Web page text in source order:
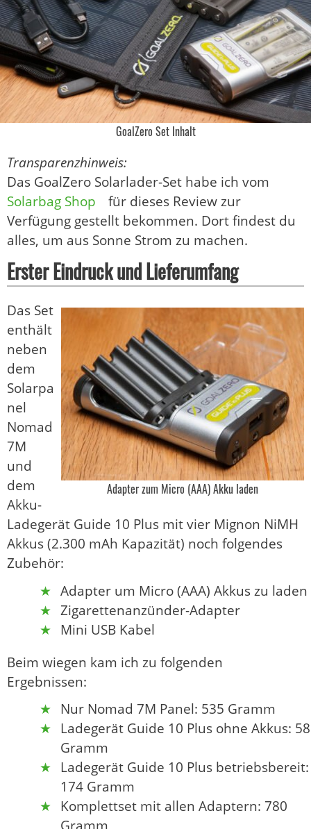
GoalZero Set Inhalt
Transparenzhinweis:
Das GoalZero Solarlader-Set habe ich vom
Solarbag Shop
für dieses Review zur
Verfügung gestellt bekommen. Dort findest du
alles, um aus Sonne Strom zu machen.
Erster Eindruck und Lieferumfang
Adapter zum Micro (AAA) Akku laden
Das Set
enthält
neben
dem
Solarpa
nel
Nomad
7M
und
dem
Akku-
Ladegerät Guide 10 Plus mit vier Mignon NiMH
Akkus (2.300 mAh Kapazität) noch folgendes
Zubehör:
Adapter um Micro (AAA) Akkus zu laden
Zigarettenanzünder-Adapter
Mini USB Kabel
Beim wiegen kam ich zu folgenden
Ergebnissen:
Nur Nomad 7M Panel: 535 Gramm
Ladegerät Guide 10 Plus ohne Akkus: 58
Gramm
Ladegerät Guide 10 Plus betriebsbereit:
174 Gramm
Komplettset mit allen Adaptern: 780